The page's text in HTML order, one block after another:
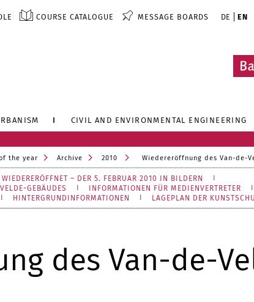
COURSE CATALOGUE MESSAGE BOARDS DE EN
CIVIL AND ENVIRONMENTAL ENGINEERING
the year Archive 2010 Wiedereröffnung des Van-de-
– DER 5. FEBRUAR 2010 IN BILDERN
GEBÄUDES
INFORMATIONEN FÜR MEDIENVERTRETER
HINTERGRUNDINFORMATIONEN LAGEPLAN DER
des Van-de-